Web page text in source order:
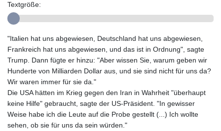
Textgröße:
"Italien hat uns abgewiesen, Deutschland hat uns abgewiesen,
Frankreich hat uns abgewiesen, und das ist in Ordnung", sagte
Trump. Dann fügte er hinzu: "Aber wissen Sie, warum geben wir
Hunderte von Milliarden Dollar aus, und sie sind nicht für uns da?
Wir waren immer für sie da."
Die USA hätten im Krieg gegen den Iran in Wahrheit "überhaupt
keine Hilfe" gebraucht, sagte der US-Präsident. "In gewisser
Weise habe ich die Leute auf die Probe gestellt (...) Ich wollte
sehen, ob sie für uns da sein würden."